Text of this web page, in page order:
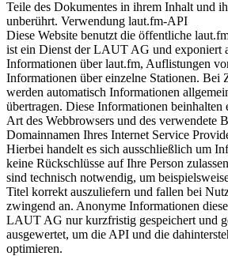
Teile des Dokumentes in ihrem Inhalt und
unberührt. Verwendung laut.fm-API
Diese Website benutzt die öffentliche
ist ein Dienst der LAUT AG und exponiert
Informationen über laut.fm, Auflistungen
Informationen über einzelne Stationen.
werden automatisch Informationen
übertragen. Diese Informationen beinhalten
Art des Webbrowsers und des verwendete
Domainnamen Ihres Internet Service
Hierbei handelt es sich ausschließlich um
keine Rückschlüsse auf Ihre Person
sind technisch notwendig, um
Titel korrekt auszuliefern und fallen bei
zwingend an. Anonyme Informationen
LAUT AG nur kurzfristig gespeichert und
ausgewertet, um die API und die
optimieren.